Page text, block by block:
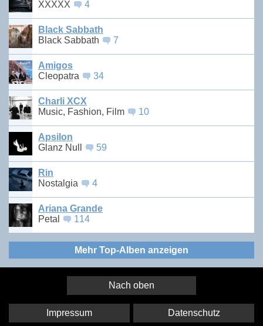
XXXXX
4
Black Sabbath
Black Sabbath
7
Amigos
Cleopatra
34
Charli XCX
Music, Fashion, Film
10
Apsilon
Glanz Null
59
Rin
Nostalgia
4
Ariana Grande
Petal
114
Mehr Top-Alben anzeigen
Nach oben
Impressum Datenschutz